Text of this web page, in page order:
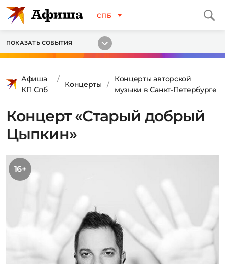
СПБ
ПОКАЗАТЬ СОБЫТИЯ
Афиша
КП Спб
Концерты
Концерты авторской
музыки в Санкт-Петербурге
Концерт «Старый добрый
Цыпкин»
16+